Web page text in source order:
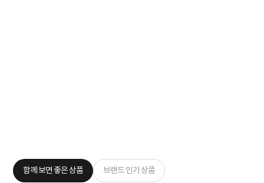
함께 보면 좋은 상품 브랜드 인기 상품